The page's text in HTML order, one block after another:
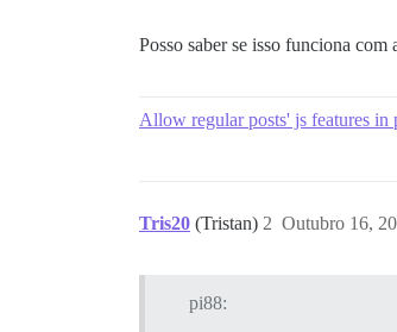
Posso saber se isso funciona
Allow regular posts' js features in
Tris20 (Tristan) Outubro 16,
2
pi88: